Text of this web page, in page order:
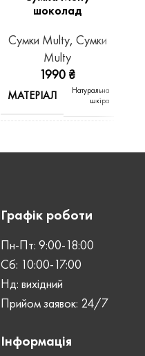
шоколад
Сумки Multy, Сумки
Multy
1990 ₴
МАТЕРІАЛ
Натуральна
шкіра
ШОВ
СТАТЬ
Графік роботи
Пн-Пт: 9:00-18:00
Сб: 10:00-17:00
Нд: вихідний
Прийом заявок: 24/7
Інформація